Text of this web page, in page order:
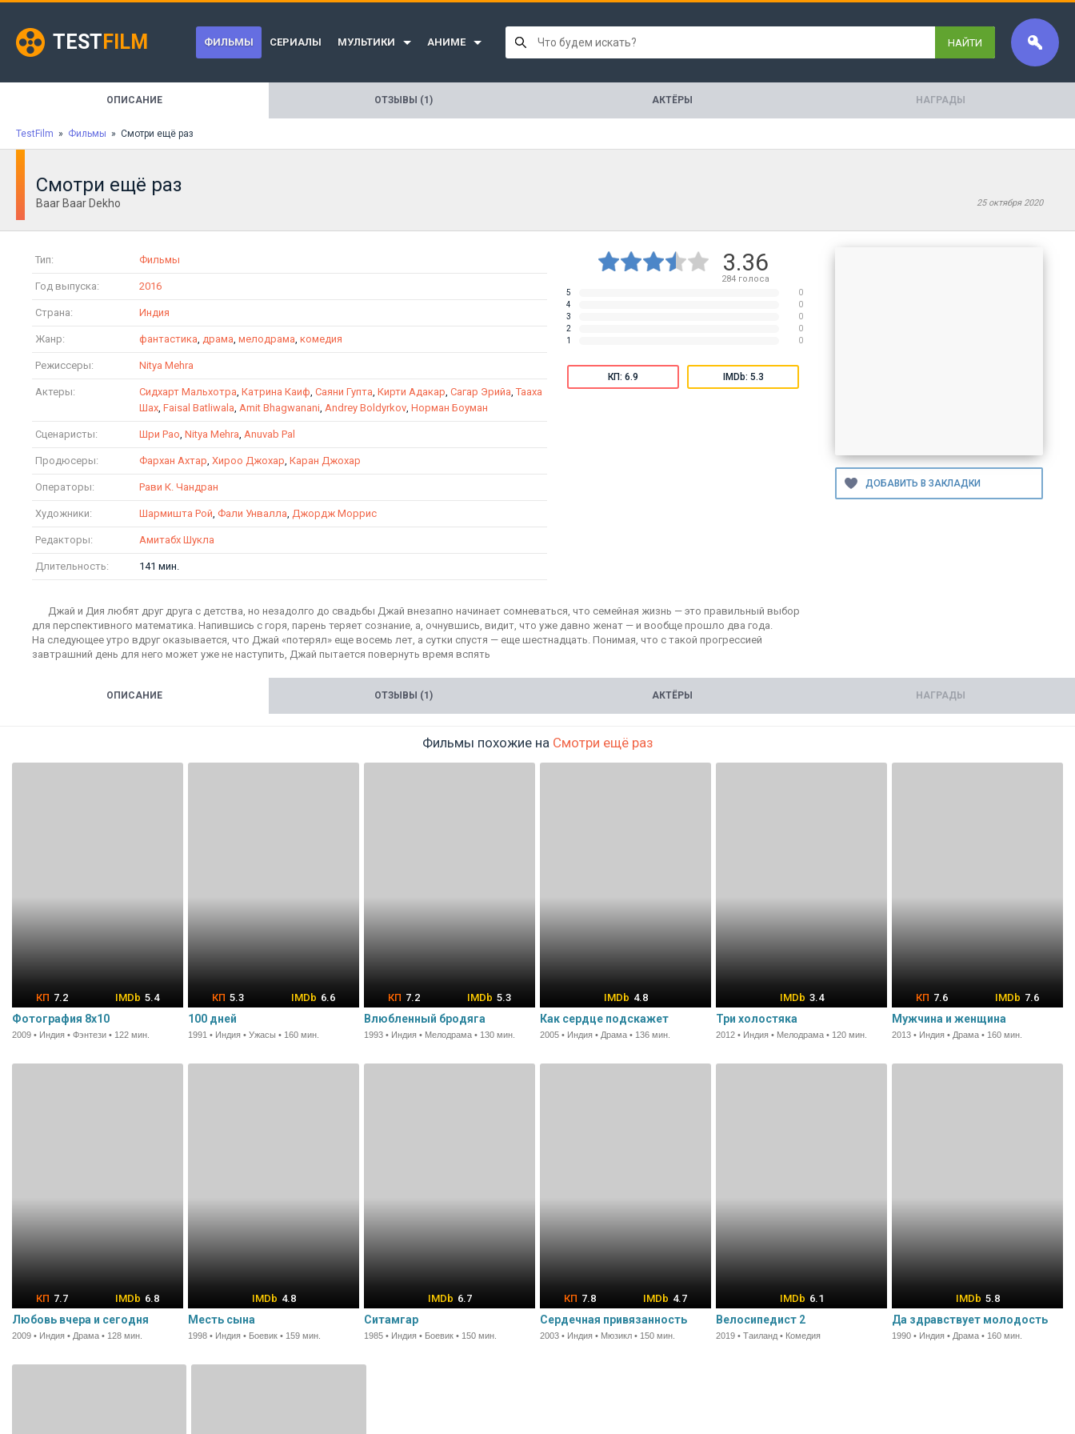
TEST FILM ФИЛЬМЫ СЕРИАЛЫ МУЛЬТИКИ АНИМЕ НАЙТИ
ОПИСАНИЕ ОТЗЫВЫ (1) АКТЁРЫ НАГРАДЫ
TestFilm » Фильмы » Смотри ещё раз
Смотри ещё раз
Baar Baar Dekho 25 октября 2020
Тип: Фильмы
Год выпуска: 2016
Страна: Индия
Жанр: фантастика, драма, мелодрама, комедия
Режиссеры: Nitya Mehra
Актеры: Сидхарт Мальхотра, Катрина Каиф, Саяни Гупта, Кирти Адакар, Сагар Эрийа,Тааха
Шах, Faisal Batliwala, Amit Bhagwanani, Andrey Boldyrkov, Норман Боуман
Сценаристы: Шри Рао, Nitya Mehra, Anuvab Pal
Продюсеры: Фархан Ахтар, Хироо Джохар, Каран Джохар
Операторы: Рави К. Чандран
Художники: Шармишта Рой, Фали Унвалла, Джордж Моррис
Редакторы: Амитабх Шукла
Длительность: 141 мин.
3.36
284голоса
5
0
4
0
3
0
2
0
1
0
КП: 6.9 IMDb: 5.3
Джай и Дия любят друг друга с детства, но незадолго до свадьбы Джай внезапно начинает сомневаться, что семейная жизнь — это правильный выбор
для перспективного математика. Напившись с горя, парень теряет сознание, а, очнувшись, видит, что уже давно женат — и вообще прошло два года.
На следующее утро вдруг оказывается, что Джай «потерял» еще восемь лет, а сутки спустя — еще шестнадцать. Понимая, что с такой прогрессией
завтрашний день для него может уже не наступить, Джай пытается повернуть время вспять
ОПИСАНИЕ ОТЗЫВЫ (1) АКТЁРЫ НАГРАДЫ
Фильмы похожие на Смотри ещё раз
7.2 5.4
Фотография 8x10
2009 • Индия • Фэнтези • 122 мин.
5.3 6.6
100 дней
1991 • Индия • Ужасы • 160 мин.
7.2 5.3
Влюбленный бродяга
1993 • Индия • Мелодрама • 130 мин.
4.8
Как сердце подскажет
2005 • Индия • Драма • 136 мин.
3.4
Три холостяка
2012 • Индия • Мелодрама • 120 мин.
7.6 7.6
Мужчина и женщина
2013 • Индия • Драма • 160 мин.
7.7 6.8
Любовь вчера и сегодня
2009 • Индия • Драма • 128 мин.
4.8
Месть сына
1998 • Индия • Боевик • 159 мин.
6.7
Ситамгар
1985 • Индия • Боевик • 150 мин.
7.8 4.7
Сердечная привязанность
2003 • Индия • Мюзикл • 150 мин.
6.1
Велосипедист 2
2019 • Таиланд • Комедия
5.8
Да здравствует молодость
1990 • Индия • Драма • 160 мин.